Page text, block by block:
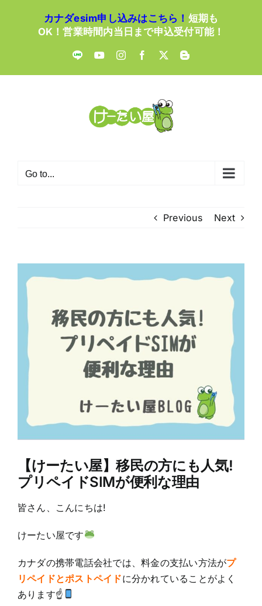
カナダesim申し込みはこちら！ 短期も
OK！営業時間内当日まで申込受付可能！
LINE YouTubeInstagramFacebook
X Blogger
Go to...
Previous Next
Larger
【けーたい屋】移民の方にも人気!
プリペイドSIMが便利な理由
皆さん、こんにちは!
けーたい屋です
カナダの携帯電話会社では、料金の支払い方法がプ
リペイドとポストペイドに分かれていることがよく
あります☝